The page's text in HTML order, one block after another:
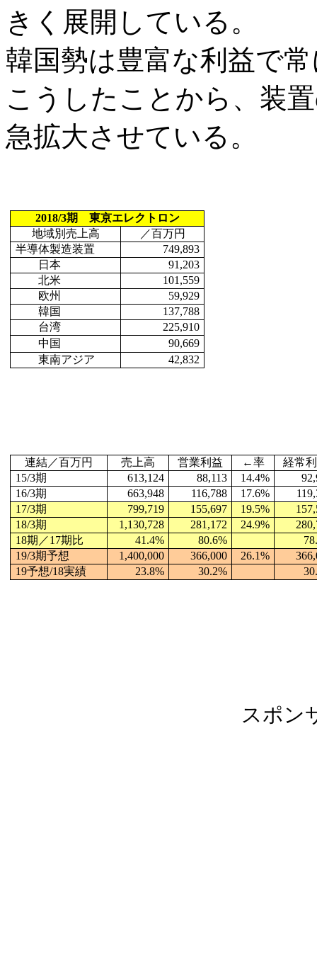
きく展開している。
韓国勢は豊富な利益で
こうしたことから、装
急拡大させている。
2018/3期 東京エレクトロン
地域別売上高
／百万円
半導体製造装置
749,893
日本
91,203
北米
101,559
欧州
59,929
韓国
137,788
台湾
225,910
中国
90,669
東南アジア
42,832
連結／百万円 売上高 営業利益 ←率
経常
15/3期 613,124 88,113 14.4%
16/3期 663,948 116,788 17.6%
17/3期 799,719 155,697 19.5%
18/3期 1,130,728 281,172 24.9%
18期／17期比 41.4% 80.6%
19/3期予想 1,400,000 366,000 26.1%
19予想/18実績 23.8% 30.2%
スポン